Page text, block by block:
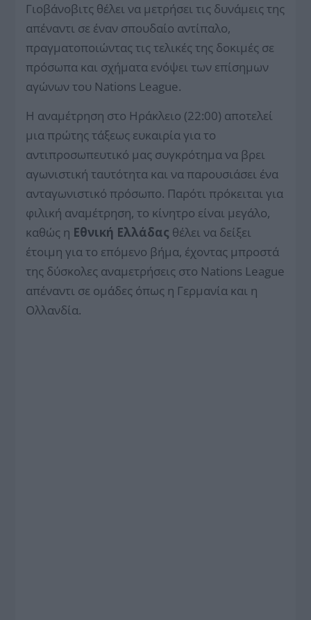
Γιοβάνοβιτς θέλει να μετρήσει τις δυνάμεις της
απέναντι σε έναν σπουδαίο αντίπαλο,
πραγματοποιώντας τις τελικές της δοκιμές σε
πρόσωπα και σχήματα ενόψει των επίσημων
αγώνων του Nations League.
Η αναμέτρηση στο Ηράκλειο (22:00) αποτελεί
μια πρώτης τάξεως ευκαιρία για το
αντιπροσωπευτικό μας συγκρότημα να βρει
αγωνιστική ταυτότητα και να παρουσιάσει ένα
ανταγωνιστικό πρόσωπο. Παρότι πρόκειται για
φιλική αναμέτρηση, το κίνητρο είναι μεγάλο,
καθώς η Εθνική Ελλάδας θέλει να δείξει
έτοιμη για το επόμενο βήμα, έχοντας μπροστά
της δύσκολες αναμετρήσεις στο Nations League
απέναντι σε ομάδες όπως η Γερμανία και η
Ολλανδία.